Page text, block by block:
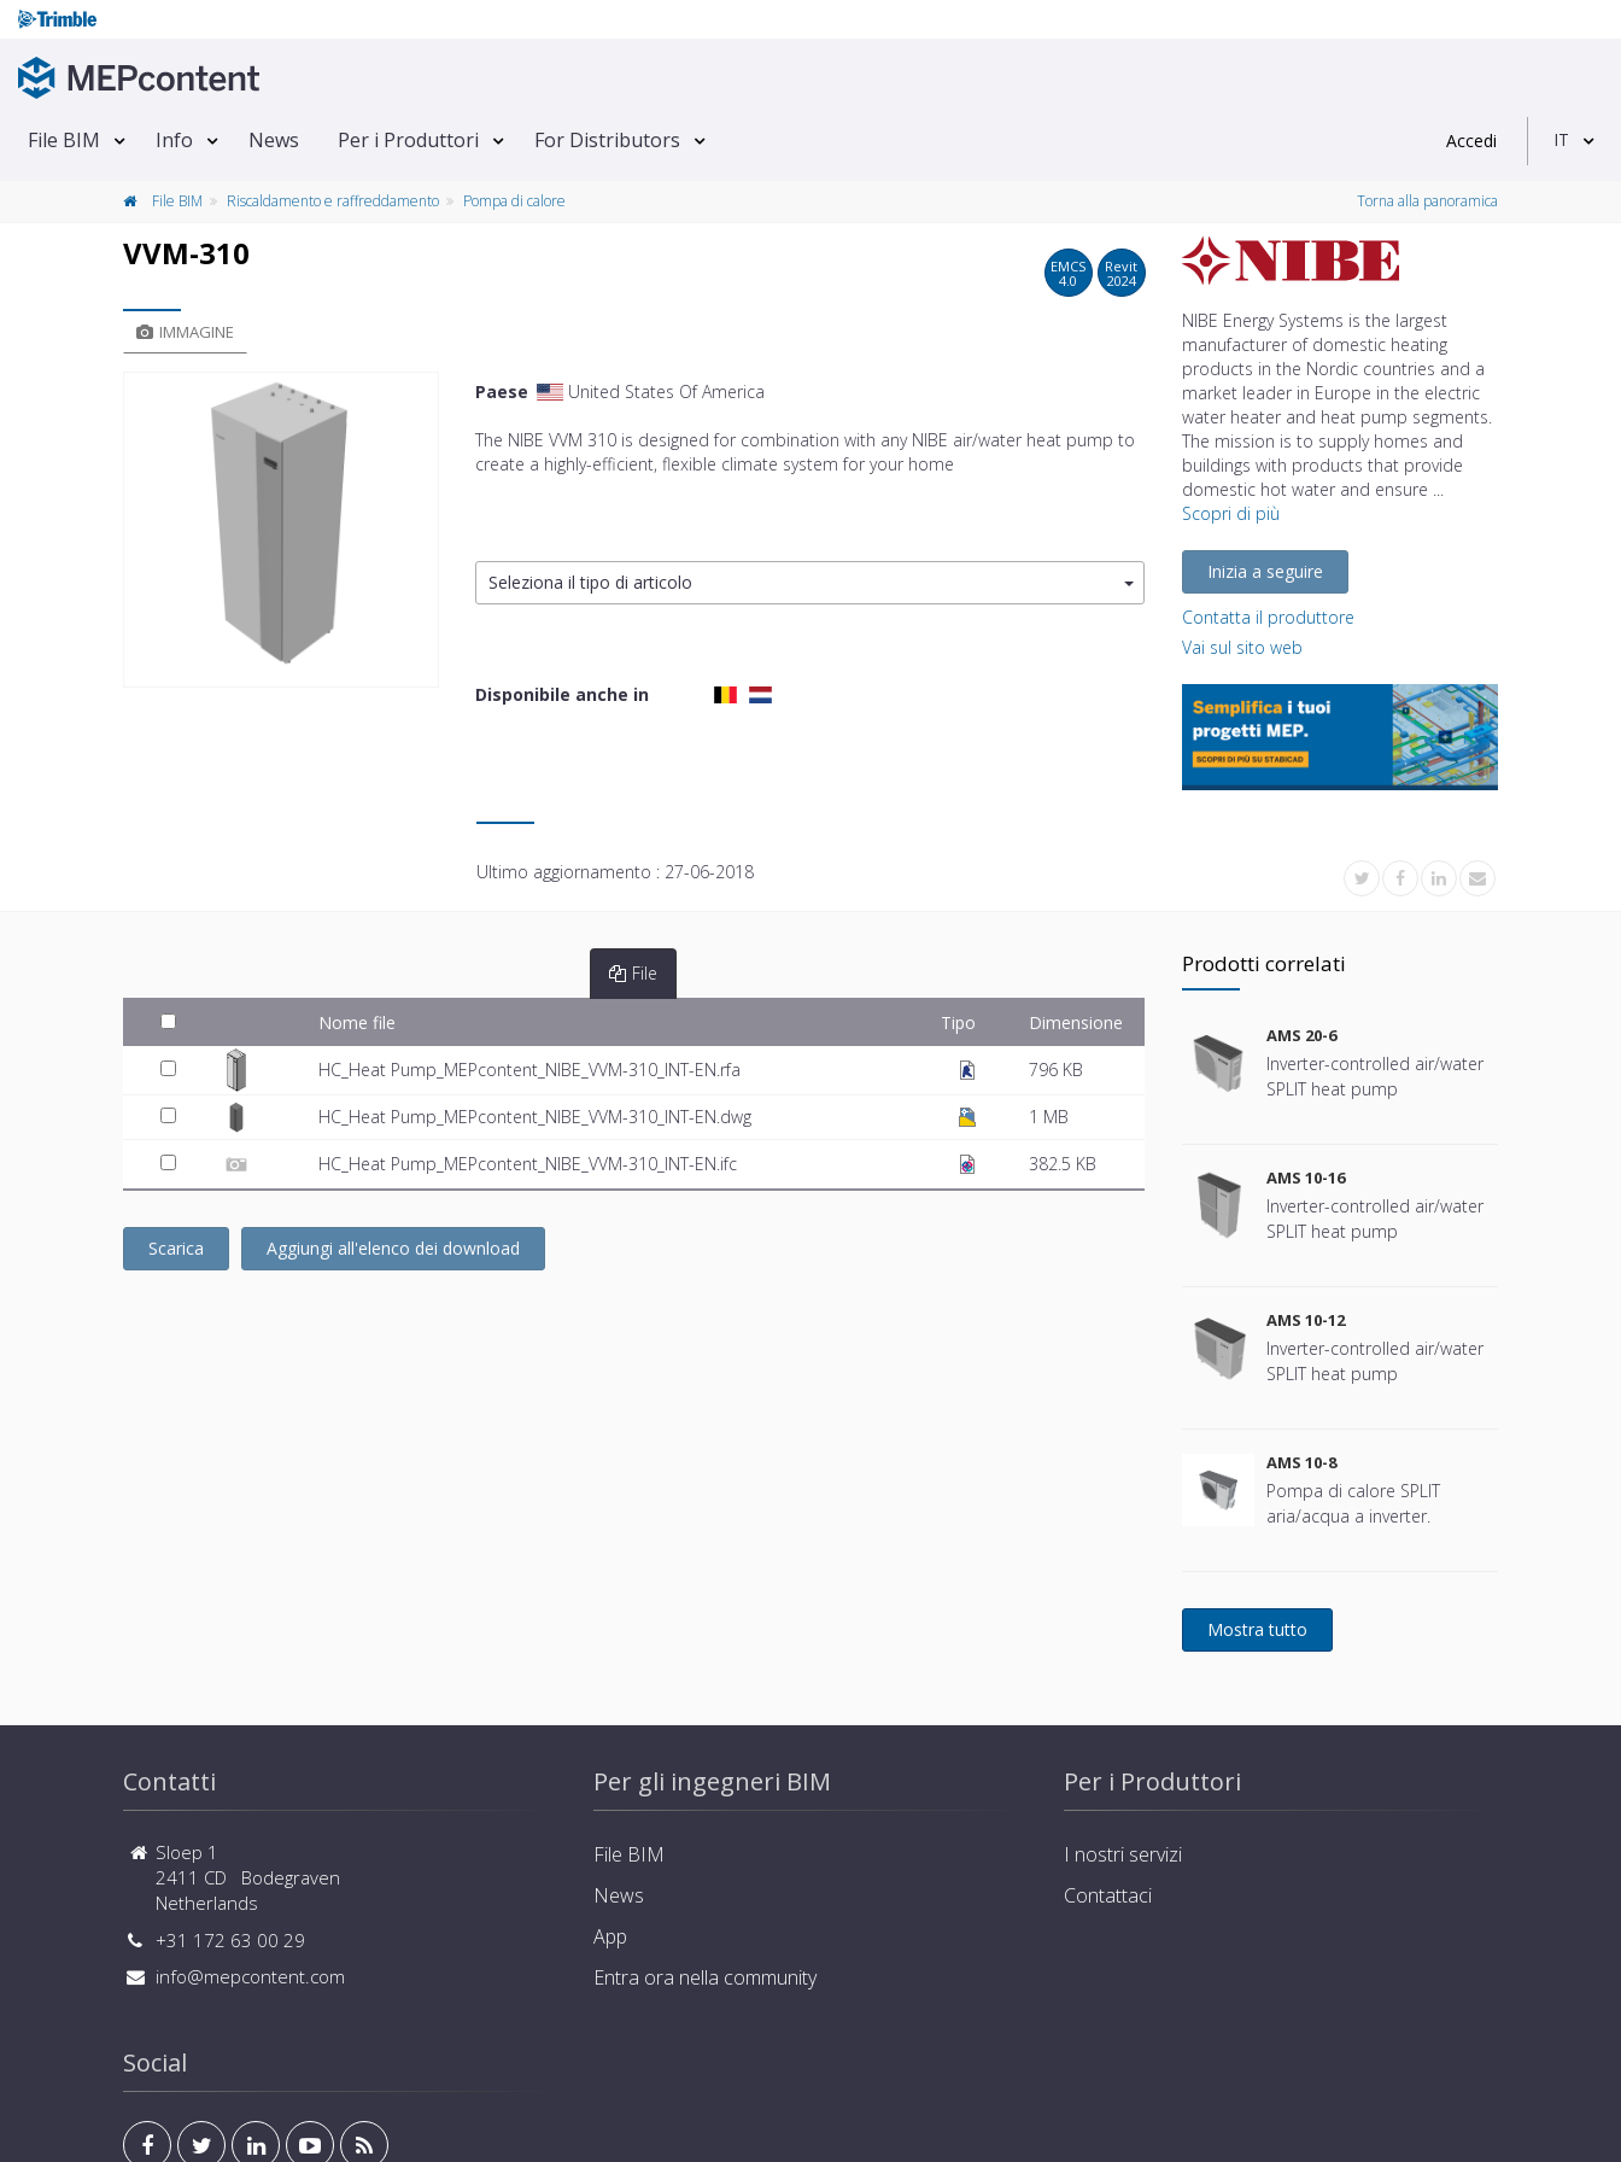
File BIM Info News Per i Produttori For Distributors Accedi IT
File BIM Riscaldamento e raffreddamento Pompa di calore Torna alla panoramica
VVM-310
EMCS
4.0
Revit
2024
IMMAGINE
Paese United States Of America
The NIBE VVM 310 is designed for combination with any NIBE air/water heat pump to
create a highly-efficient, flexible climate system for your home
Seleziona il tipo di articolo
Disponibile anche in
NIBE Energy Systems is the largest
manufacturer of domestic heating
products in the Nordic countries and a
market leader in Europe in the electric
water heater and heat pump segments.
The mission is to supply homes and
buildings with products that provide
domestic hot water and ensure ...
Scopri di più
Inizia a seguire
Contatta il produttore
Vai sul sito web
Ultimo aggiornamento : 27-06-2018
File
Nome file Tipo Dimensione
HC_Heat Pump_MEPcontent_NIBE_VVM-310_INT-EN.rfa 796 KB
HC_Heat Pump_MEPcontent_NIBE_VVM-310_INT-EN.dwg 1 MB
HC_Heat Pump_MEPcontent_NIBE_VVM-310_INT-EN.ifc 382.5 KB
Scarica Aggiungi all'elenco dei download
Prodotti correlati
AMS 20-6
Inverter-controlled air/water
SPLIT heat pump
AMS 10-16
Inverter-controlled air/water
SPLIT heat pump
AMS 10-12
Inverter-controlled air/water
SPLIT heat pump
AMS 10-8
Pompa di calore SPLIT
aria/acqua a inverter.
Contatti
Sloep 1
2411 CD Bodegraven
Netherlands
+31 172 63 00 29
info@mepcontent.com
Social
Per gli ingegneri BIM
File BIM
News
App
Entra ora nella community
Per i Produttori
I nostri servizi
Contattaci